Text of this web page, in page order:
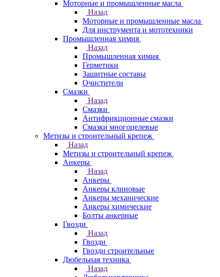
Моторные и промышленные масла
Назад
Моторные и промышленные масла
Для инструмента и мототехники
Промышленная химия
Назад
Промышленная химия
Герметики
Защитные составы
Очистители
Смазки
Назад
Смазки
Антифрикционные смазки
Смазки многоцелевые
Метизы и строительный крепеж
Назад
Метизы и строительный крепеж
Анкеры
Назад
Анкеры
Анкеры клиновые
Анкеры механические
Анкеры химические
Болты анкерные
Гвозди
Назад
Гвозди
Гвозди строительные
Дюбельная техника
Назад